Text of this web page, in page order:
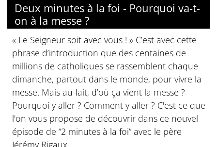
Deux minutes à la foi - Pourquoi va-t-
on à la messe ?
« Le Seigneur soit avec vous ! » C’est avec cette
phrase d’introduction que des centaines de
millions de catholiques se rassemblent chaque
dimanche, partout dans le monde, pour vivre la
messe. Mais au fait, d’où ça vient la messe ?
Pourquoi y aller ? Comment y aller ? C'est ce que
l'on vous propose de découvrir dans ce nouvel
épisode de “2 minutes à la foi” avec le père
Jérémy Rigaux.